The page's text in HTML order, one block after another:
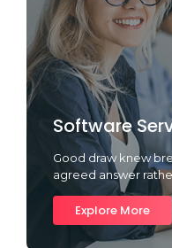
Software
Good draw knew
agreed answer
Explore More